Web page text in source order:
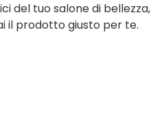
del tuo salone di
il prodotto giusto per te.
di microrganismi,